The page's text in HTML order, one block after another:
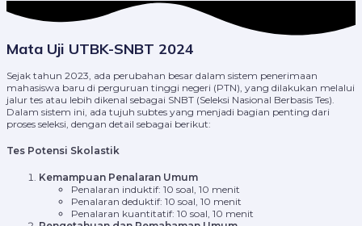
Mata Uji UTBK-SNBT 2024
Sejak tahun 2023, ada perubahan besar dalam sistem penerimaan
mahasiswa baru di perguruan tinggi negeri (PTN), yang dilakukan melalui
jalur tes atau lebih dikenal sebagai SNBT (Seleksi Nasional Berbasis Tes).
Dalam sistem ini, ada tujuh subtes yang menjadi bagian penting dari
proses seleksi, dengan detail sebagai berikut:
Tes Potensi Skolastik
Kemampuan Penalaran Umum
Penalaran induktif: 10 soal, 10 menit
Penalaran deduktif: 10 soal, 10 menit
Penalaran kuantitatif: 10 soal, 10 menit